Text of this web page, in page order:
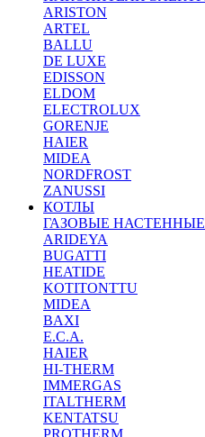
ARISTON
ARTEL
BALLU
DE LUXE
EDISSON
ELDOM
ELECTROLUX
GORENJE
HAIER
MIDEA
NORDFROST
ZANUSSI
КОТЛЫ
ГАЗОВЫЕ
ARIDEYA
BUGATTI
HEATIDE
KOTITONTTU
MIDEA
BAXI
E.C.A.
HAIER
HI-THERM
IMMERGAS
ITALTHERM
KENTATSU